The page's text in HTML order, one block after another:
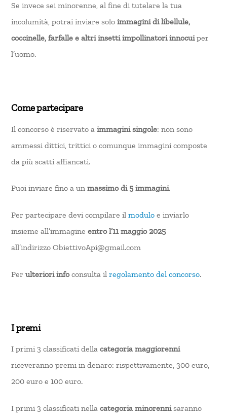
Se invece sei minorenne, al fine di tutelare la tua
incolumità, potrai inviare soloimmagini di libellule,
coccinelle, farfalle e altri insetti impollinatori innocuiper
l’uomo.
Come partecipare
Il concorso è riservato aimmagini singole: non sono
ammessi dittici, trittici o comunque immagini composte
da più scatti affiancati.
Puoi inviare fino a unmassimo di 5 immagini.
Per partecipare devi compilare ilmodulo e inviarlo
insieme all’immagineentro l’11 maggio 2025
all’indirizzo ObiettivoApi@gmail.com
Perulteriori infoconsulta ilregolamento del concorso.
I premi
I primi 3 classificati dellacategoria maggiorenni
riceveranno premi in denaro: rispettivamente, 300 euro,
200 euro e 100 euro.
I primi 3 classificati nellacategoria minorennisaranno